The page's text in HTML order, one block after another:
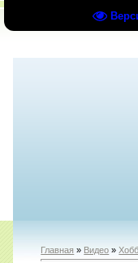
Главная » Видео »